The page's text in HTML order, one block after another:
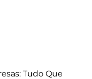
Tudo Que